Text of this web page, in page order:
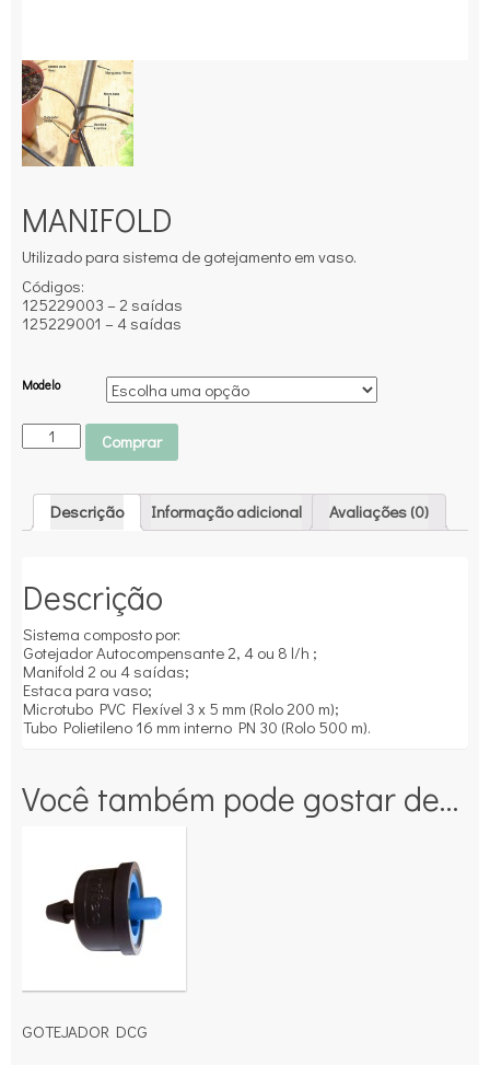
MANIFOLD
Utilizado para sistema de gotejamento em vaso.
Códigos:
125229003 – 2 saídas
125229001 – 4 saídas
Modelo
Comprar
Descrição Informação adicional Avaliações (0)
Descrição
Sistema composto por:
Gotejador Autocompensante 2, 4 ou 8 l/h ;
Manifold 2 ou 4 saídas;
Estaca para vaso;
Microtubo PVC Flexível 3 x 5 mm (Rolo 200 m);
Tubo Polietileno 16 mm interno PN 30 (Rolo 500 m).
Você também pode gostar de…
GOTEJADOR DCG